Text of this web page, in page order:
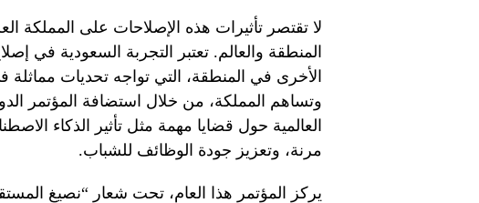
لا تقتصر تأثيرات هذه الإصلاحات على المملكة
المنطقة والعالم. تعتبر التجربة السعودية في
الأخرى في المنطقة، التي تواجه تحديات مماثلة
وتساهم المملكة، من خلال استضافة المؤتمر
العالمية حول قضايا مهمة مثل تأثير الذكاء
مرنة، وتعزيز جودة الوظائف للشباب.
يركز المؤتمر هذا العام، تحت شعار “نصيغ